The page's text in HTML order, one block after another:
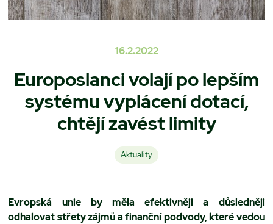
16.2.2022
Europoslanci volají po lepším
systému vyplácení dotací,
chtějí zavést limity
Aktuality
Evropská unie by měla efektivněji a důsledněji
odhalovat střety zájmů a finanční podvody, které vedou